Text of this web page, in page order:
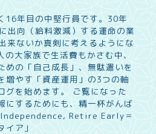
16年目の中堅行員です。30年
出向（給料激減）する運命の業
来ないか真剣に考えるようにな
大家族で生活費もかさむ中、
めの「自己成長」、無駄遣いを
増やす「資産運用」の3つの軸
グを始めます。 ご覧になった
にするためにも、精一杯がんば
Retire Early＝
イア」